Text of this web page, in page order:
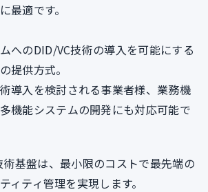
最適です。
へのDID/VC技術の導入を可能にする
提供方式。
導入を検討される事業者様、業務機
機能システムの開発にも対応可能で
基盤は、最小限のコストで最先端の
ィティ管理を実現します。